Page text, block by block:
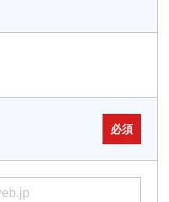
必須